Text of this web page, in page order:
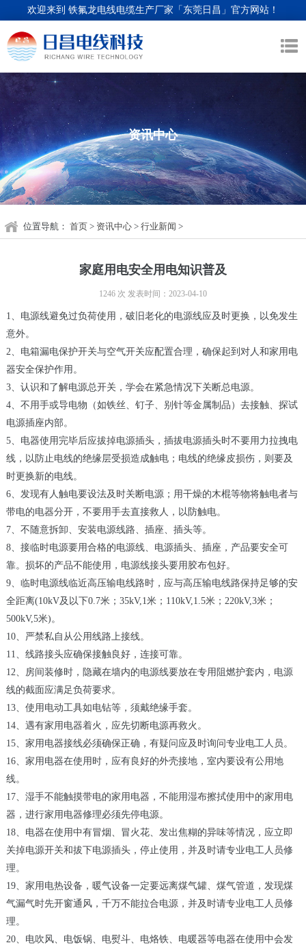
欢迎来到 铁氟龙电线电缆生产厂家「东莞日昌」官方网站！
资讯中心
位置导航： 首页 > 资讯中心 > 行业新闻 >
家庭用电安全用电知识普及
1246 次 发表时间：2023-04-10
1、电源线避免过负荷使用，破旧老化的电源线应及时更换，以免发生
意外。
2、电箱漏电保护开关与空气开关应配置合理，确保起到对人和家用电
器安全保护作用。
3、认识和了解电源总开关，学会在紧急情况下关断总电源。
4、不用手或导电物（如铁丝、钉子、别针等金属制品）去接触、探试
电源插座内部。
5、电器使用完毕后应拔掉电源插头，插拔电源插头时不要用力拉拽电
线，以防止电线的绝缘层受损造成触电；电线的绝缘皮损伤，则要及
时更换新的电线。
6、发现有人触电要设法及时关断电源；用干燥的木棍等物将触电者与
带电的电器分开，不要用手去直接救人，以防触电。
7、不随意拆卸、安装电源线路、插座、插头等。
8、接临时电源要用合格的电源线、电源插头、插座，产品要安全可
靠。损坏的产品不能使用，电源线接头要用胶布包好。
9、临时电源线临近高压输电线路时，应与高压输电线路保持足够的安
全距离(10kV及以下0.7米；35kV,1米；110kV,1.5米；220kV,3米；
500kV,5米)。
10、严禁私自从公用线路上接线。
11、线路接头应确保接触良好，连接可靠。
12、房间装修时，隐藏在墙内的电源线要放在专用阻燃护套内，电源
线的截面应满足负荷要求。
13、使用电动工具如电钻等，须戴绝缘手套。
14、遇有家用电器着火，应先切断电源再救火。
15、家用电器接线必须确保正确，有疑问应及时询问专业电工人员。
16、家用电器在使用时，应有良好的外壳接地，室内要设有公用地
线。
17、湿手不能触摸带电的家用电器，不能用湿布擦拭使用中的家用电
器，进行家用电器修理必须先停电源。
18、电器在使用中有冒烟、冒火花、发出焦糊的异味等情况，应立即
关掉电源开关和拔下电源插头，停止使用，并及时请专业电工人员修
理。
19、家用电热设备，暖气设备一定要远离煤气罐、煤气管道，发现煤
气漏气时先开窗通风，千万不能拉合电源，并及时请专业电工人员修
理。
20、电吹风、电饭锅、电熨斗、电烙铁、电暖器等电器在使用中会发